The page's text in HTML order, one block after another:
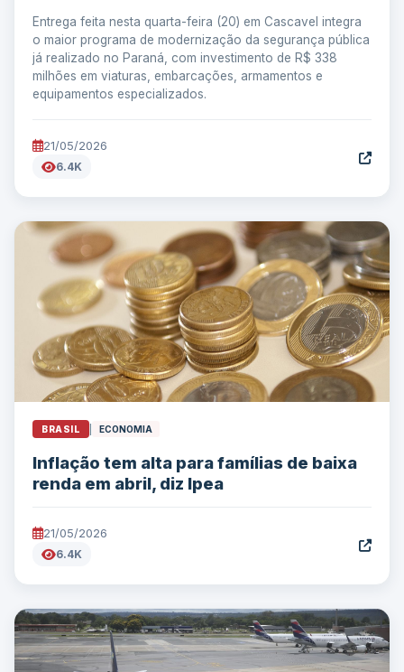
Entrega feita nesta quarta-feira (20) em Cascavel integra
o maior programa de modernização da segurança pública
já realizado no Paraná, com investimento de R$ 338
milhões em viaturas, embarcações, armamentos e
equipamentos especializados.
21/05/2026
6.4K
BRASIL ECONOMIA
Inflação tem alta para famílias de baixa
renda em abril, diz Ipea
21/05/2026
6.4K